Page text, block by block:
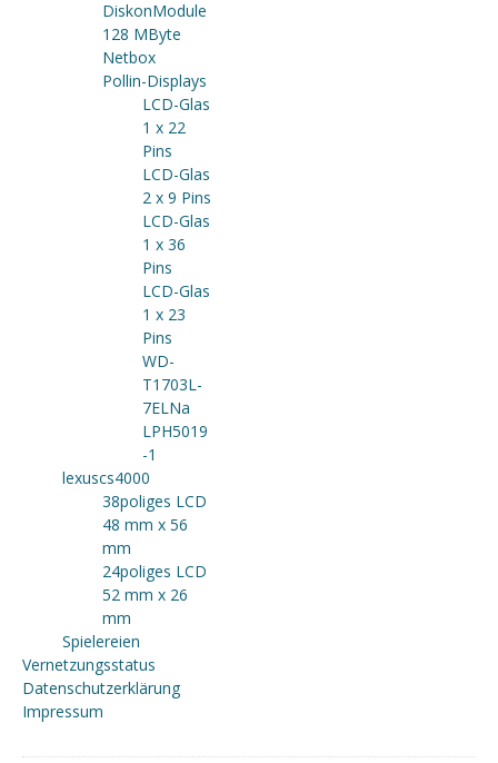
DiskonModule
128 MByte
Netbox
Pollin-Displays
LCD-Glas
1 x 22
Pins
LCD-Glas
2 x 9 Pins
LCD-Glas
1 x 36
Pins
LCD-Glas
1 x 23
Pins
WD-
T1703L-
7ELNa
LPH5019
-1
lexuscs4000
38poliges LCD
48 mm x 56
mm
24poliges LCD
52 mm x 26
mm
Spielereien
Vernetzungsstatus
Datenschutzerklärung
Impressum